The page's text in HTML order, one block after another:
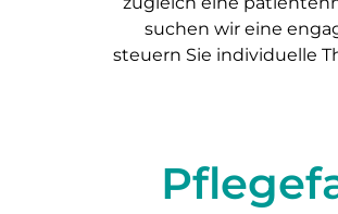
suchen wir eine
steuern Sie individuelle